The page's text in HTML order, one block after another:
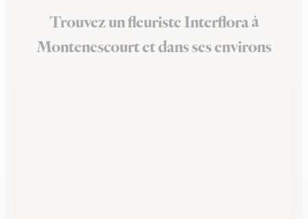
Trouvez un fleuriste Interflora à
Montenescourt et dans ses environs